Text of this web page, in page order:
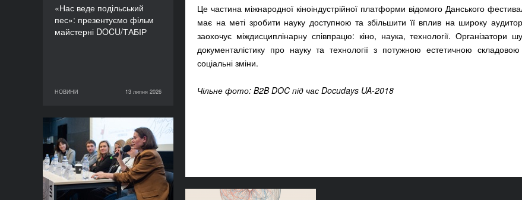
Це частина міжнародної кіноіндустрійної платформи відомого Данського
має на меті зробити науку доступною та збільшити її вплив на широку
заохочує міждисциплінарну співпрацю: кіно, наука, технології. Організатори
документалістику про науку та технології з потужною естетичною
соціальні зміни.
Чільне фото: B2B DOC під час Docudays UA-2018
«Нас веде подільський
пес»: презентуємо фільм
майстерні DOCU/ТАБІР
НОВИНИ 13 липня 2026
НОВИНИ
13 липня 2026
Бути присутніми: ГО
«Докудейз» розпочинає
інформаційну кампанію
про людей в окупації